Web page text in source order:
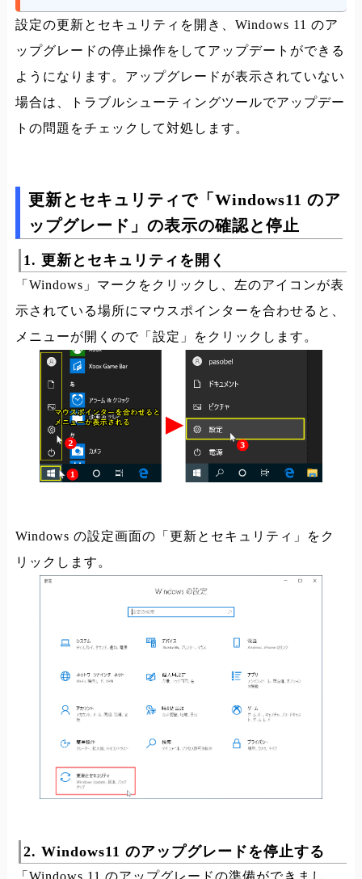
設定の更新とセキュリティを開き、Windows 11 のア
ップグレードの停止操作をしてアップデートができる
ようになります。アップグレードが表示されていない
場合は、トラブルシューティングツールでアップデー
トの問題をチェックして対処します。
更新とセキュリティで「Windows11 のア
ップグレード」の表示の確認と停止
1. 更新とセキュリティを開く
「Windows」マークをクリックし、左のアイコンが表
示されている場所にマウスポインターを合わせると、
メニューが開くので「設定」をクリックします。
Windows の設定画面の「更新とセキュリティ」をク
リックします。
2. Windows11 のアップグレードを停止する
「Windows 11 のアップグレードの準備ができまし